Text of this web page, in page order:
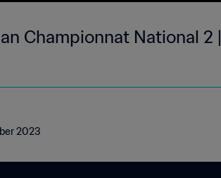
Championnat National 2 |
2023